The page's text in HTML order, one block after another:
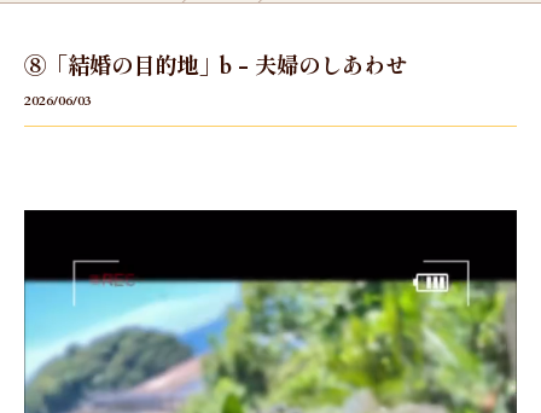
⑧「結婚の目的地」b - 夫婦のしあわせ
2026/06/03